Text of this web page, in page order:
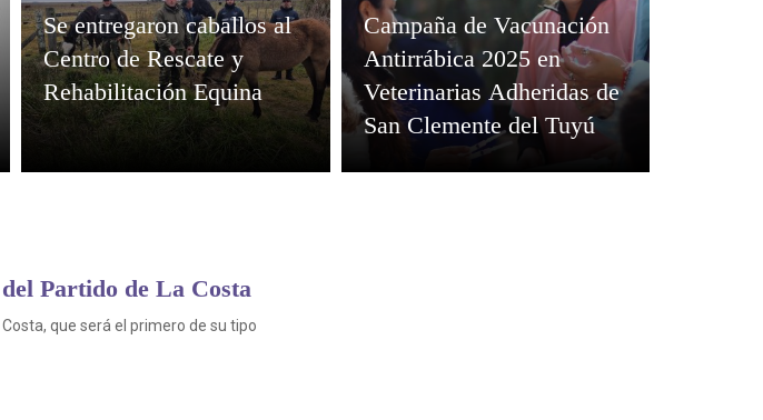
Se entregaron caballos al
Centro de Rescate y
Rehabilitación Equina
Campaña de Vacunación
Antirrábica 2025 en
Veterinarias Adheridas de
San Clemente del Tuyú
Partido de La Costa
que será el primero de su tipo